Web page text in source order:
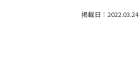
掲載日：2022.03.24